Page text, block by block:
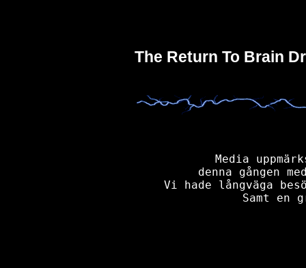
The Return To Brain
Media
denna gången
Vi hade långväga
Samt en